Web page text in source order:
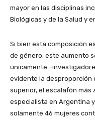
mayor en las disciplinas
Biológicas y de la Salud y
Si bien esta composición
de género, este aumento
únicamente
evidente la desproporción
superior, el escalafón más
especialista en Argentina
solamente 46 mujeres